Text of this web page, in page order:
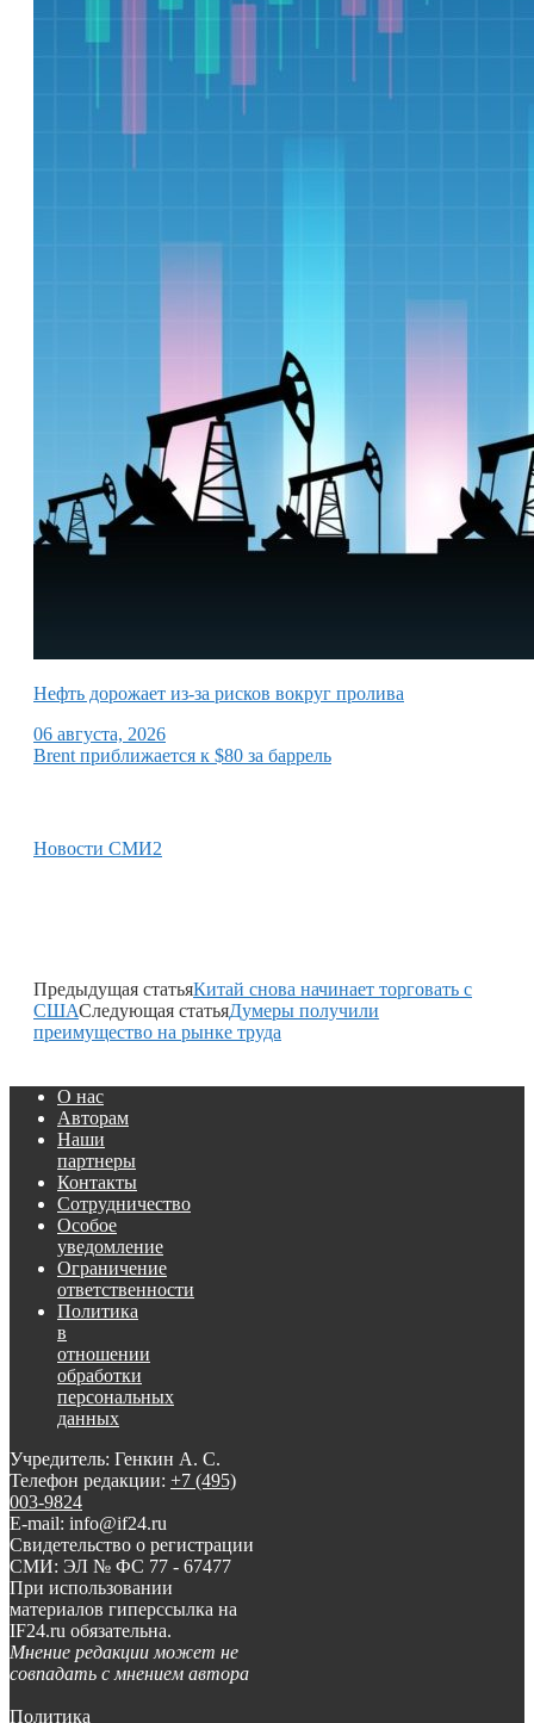
Нефть дорожает из-за рисков вокруг пролива
06 августа, 2026
Brent приближается к $80 за баррель
Новости СМИ2
Предыдущая статьяКитай снова начинает торговать с
СШАСледующая статьяДумеры получили
преимущество на рынке труда
О нас
Авторам
Наши
партнеры
Контакты
Сотрудничество
Особое
уведомление
Ограничение
ответственности
Политика
в
отношении
обработки
персональных
данных
Учредитель: Генкин А. С.
Телефон редакции: +7 (495)
003-9824
E-mail: info@if24.ru
Свидетельство о регистрации
СМИ: ЭЛ № ФС 77 - 67477
При использовании
материалов гиперссылка на
IF24.ru обязательна.
Мнение редакции может не
совпадать с мнением автора
Политика